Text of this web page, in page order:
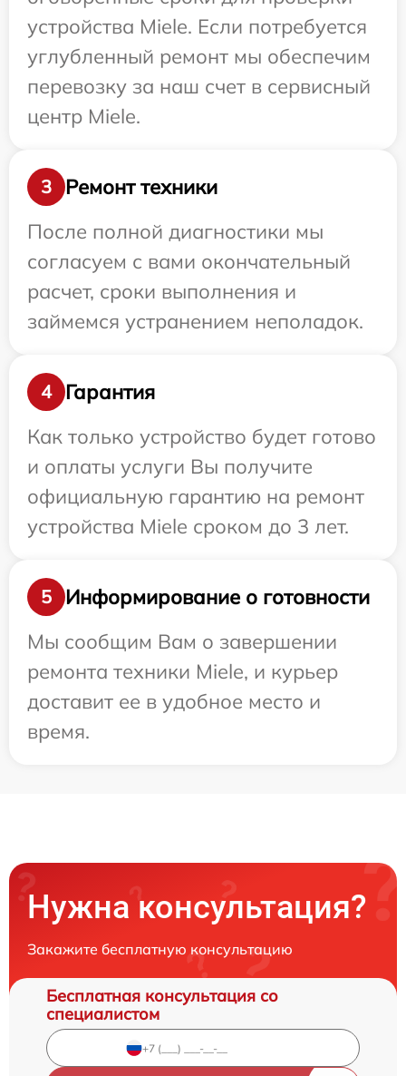
устройства Miele. Если потребуется
углубленный ремонт мы обеспечим
перевозку за наш счет в сервисный
центр Miele.
3
Ремонт техники
После полной диагностики мы
согласуем с вами окончательный
расчет, сроки выполнения и
займемся устранением неполадок.
4
Гарантия
Как только устройство будет готово
и оплаты услуги Вы получите
официальную гарантию на ремонт
устройства Miele сроком до 3 лет.
5
Информирование о готовности
Мы сообщим Вам о завершении
ремонта техники Miele, и курьер
доставит ее в удобное место и
время.
Нужна консультация?
Закажите бесплатную консультацию
Бесплатная консультация со
специалистом